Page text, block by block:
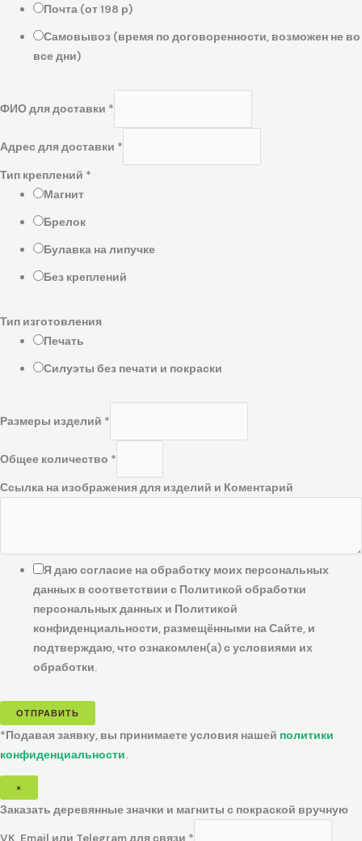
Почта (от 198 р)
Самовывоз (время по договоренности, возможен не во
все дни)
ФИО для доставки *
Адрес для доставки *
Тип креплений *
Магнит
Брелок
Булавка на липучке
Без креплений
Тип изготовления
Печать
Силуэты без печати и покраски
Размеры изделий *
Общее количество *
Ссылка на изображения для изделий и Коментарий
Я даю согласие на обработку моих персональных
данных в соответствии с Политикой обработки
персональных данных и Политикой
конфиденциальности, размещёнными на Сайте, и
подтверждаю, что ознакомлен(а) с условиями их
обработки.
ОТПРАВИТЬ
*Подавая заявку, вы принимаете условия нашей политики
конфиденциальности.
×
Заказать деревянные значки и магниты с покраской вручную
VK, Email или Telegram для связи *